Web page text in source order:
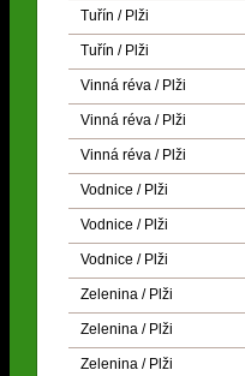
Tuřín / Plži
Tuřín / Plži
Vinná réva / Plži
Vinná réva / Plži
Vinná réva / Plži
Vodnice / Plži
Vodnice / Plži
Vodnice / Plži
Zelenina / Plži
Zelenina / Plži
Zelenina / Plži